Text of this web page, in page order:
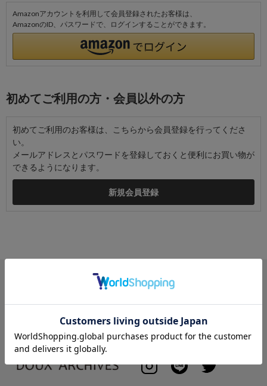
Amazonアカウントを利用して会員登録されたお客様は、
AmazonのID、パスワードで、ログインすることができます。
初めてご利用の方・会員以外の方
初めてご利用のお客様は、こちらから会員登録を行ってくださ
い。
メールアドレスとパスワードを登録しておくと便利にお買い物が
できるようになります。